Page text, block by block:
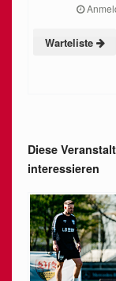
Warteliste
Diese
interessieren